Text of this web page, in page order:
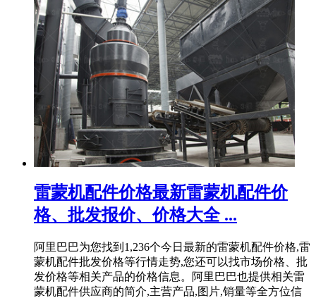
雷蒙机配件价格最新雷蒙机配件价
格、批发报价、价格大全 ...
阿里巴巴为您找到1,236个今日最新的雷蒙机配件价格,雷
蒙机配件批发价格等行情走势,您还可以找市场价格、批
发价格等相关产品的价格信息。阿里巴巴也提供相关雷
蒙机配件供应商的简介,主营产品,图片,销量等全方位信